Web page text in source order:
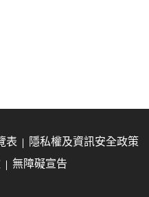
表
隱私權及資訊安全政策
無障礙宣告